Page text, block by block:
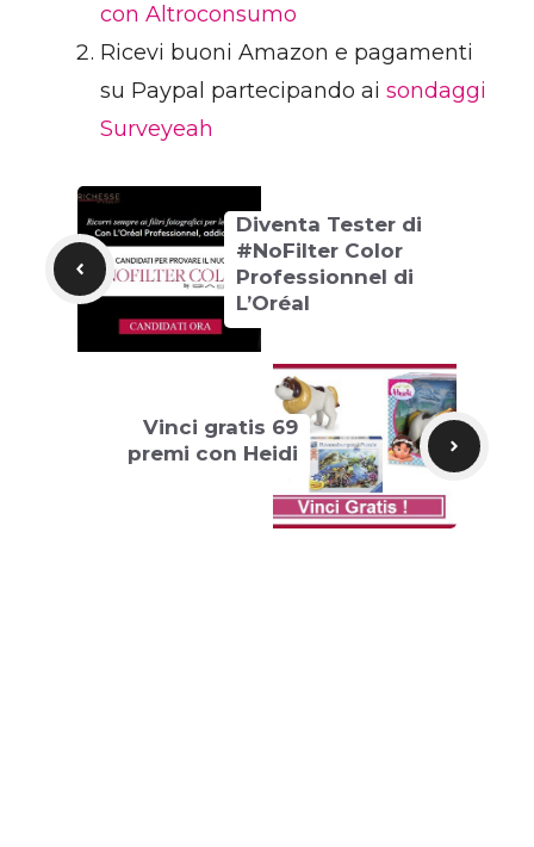
con Altroconsumo
Ricevi buoni Amazon e pagamenti
su Paypal partecipando ai sondaggi
Surveyeah
Diventa Tester di
#NoFilter Color
Professionnel di
L’Oréal
Vinci gratis 69
premi con Heidi